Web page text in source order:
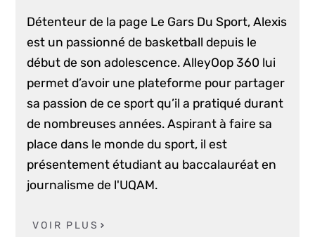
Détenteur de la page Le Gars Du Sport, Alexis
est un passionné de basketball depuis le
début de son adolescence. AlleyOop 360 lui
permet d’avoir une plateforme pour partager
sa passion de ce sport qu’il a pratiqué durant
de nombreuses années. Aspirant à faire sa
place dans le monde du sport, il est
présentement étudiant au baccalauréat en
journalisme de l'UQAM.
VOIR PLUS